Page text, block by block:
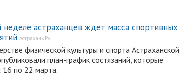
неделе астраханцев ждет масса спортивных
Астрахань.Ру
физической культуры и спорта Астраханской
план-график состязаний, которые
16 по 22 марта.